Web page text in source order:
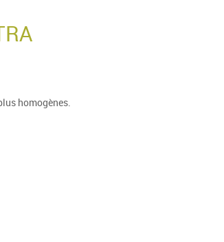
homogènes.